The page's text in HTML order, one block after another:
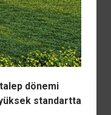
dönemi
yüksek standartta